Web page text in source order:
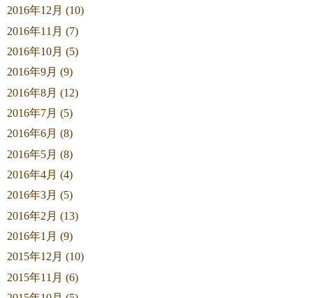
2016年12月 (10)
2016年11月 (7)
2016年10月 (5)
2016年9月 (9)
2016年8月 (12)
2016年7月 (5)
2016年6月 (8)
2016年5月 (8)
2016年4月 (4)
2016年3月 (5)
2016年2月 (13)
2016年1月 (9)
2015年12月 (10)
2015年11月 (6)